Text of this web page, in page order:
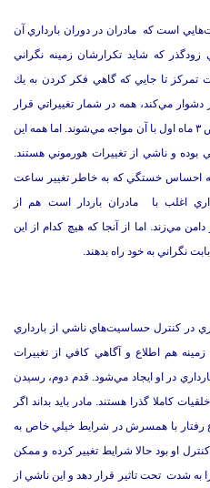
است كه مادران در دوران بارداري آن
كه شايد تكرارشان زمينه نگراني
تا جايي كه گاهي فكر كردن به يك
مي‌كند، همه در شمار تغييراتي قرار
دارند كه مادران در ۹ ماه بارداري به خصوص ۳ ماه اول با آن مواجه مي‌شوند. اما همه اين
بوده و ناشي از تغييرات هورموني هستند.
احساس خستگي كه به خاطر تغيير ساعت
ماه اول بارداري اغلب با مادران باردار است هم از
مي‌زند. اما از آنجا كه هيچ كدام از اين
نگراني به خود راه بدهند.
در كنترل حساسيت‌هاي ناشي از بارداري
هم اطلاع و آگاهي كافي از تغييرات
در او ايجاد مي‌شود. قدم دوم، رسيدن
كاملا گذرا هستند. مادر بايد بداند اگر
رفتار با همسرش در شرايط خيلي خاص به
او بود حالا شرايط تغيير كرده و ممكن
به شدت تحت تاثير قرار دهد و اين ناشي از